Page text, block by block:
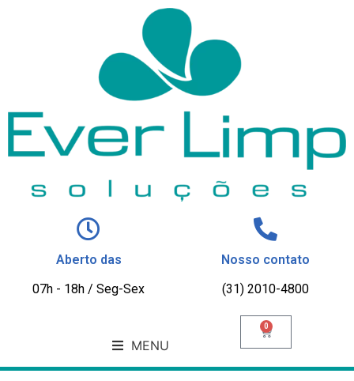
Aberto das
07h - 18h / Seg-Sex
Nosso contato
(31) 2010-4800
MENU
0